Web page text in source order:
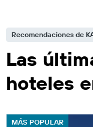
Recomendaciones de
Las
hoteles
MÁS POPULAR